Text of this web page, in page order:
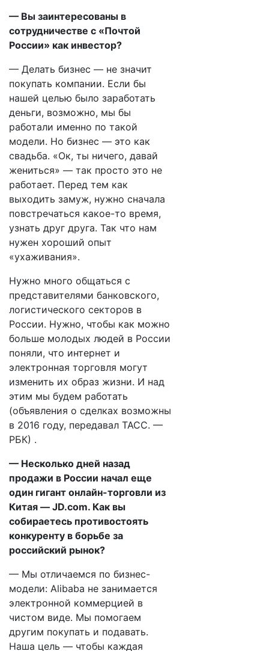
— Вы заинтересованы в
сотрудничестве с «Почтой
России» как инвестор?
— Делать бизнес — не значит
покупать компании. Если бы
нашей целью было заработать
деньги, возможно, мы бы
работали именно по такой
модели. Но бизнес — это как
свадьба. «Ок, ты ничего, давай
жениться» — так просто это не
работает. Перед тем как
выходить замуж, нужно сначала
повстречаться какое-то время,
узнать друг друга. Так что нам
нужен хороший опыт
«ухаживания».
Нужно много общаться с
представителями банковского,
логистического секторов в
России. Нужно, чтобы как можно
больше молодых людей в России
поняли, что интернет и
электронная торговля могут
изменить их образ жизни. И над
этим мы будем работать
(объявления о сделках возможны
в 2016 году, передавал ТАСС. —
РБК) .
— Несколько дней назад
продажи в России начал еще
один гигант онлайн-торговли из
Китая — JD.com. Как вы
собираетесь противостоять
конкуренту в борьбе за
российский рынок?
— Мы отличаемся по бизнес-
модели: Alibaba не занимается
электронной коммерцией в
чистом виде. Мы помогаем
другим покупать и подавать.
Наша цель — чтобы каждая